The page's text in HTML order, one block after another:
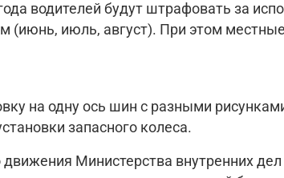
водителей будут штрафовать за
июль, август). При этом
на одну ось шин с разными
запасного колеса.
Министерства внутренних